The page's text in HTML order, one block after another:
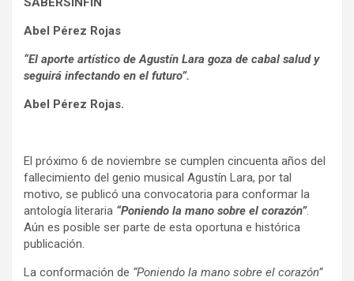
Abel Pérez Rojas
“El aporte artístico de Agustín Lara goza de cabal salud y
seguirá infectando en el futuro”.
Abel Pérez Rojas.
El próximo 6 de noviembre se cumplen cincuenta años del
fallecimiento del genio musical Agustín Lara, por tal
motivo, se publicó una convocatoria para conformar la
antología literaria “Poniendo la mano sobre el corazón”.
Aún es posible ser parte de esta oportuna e histórica
publicación.
La conformación de “Poniendo la mano sobre el corazón”